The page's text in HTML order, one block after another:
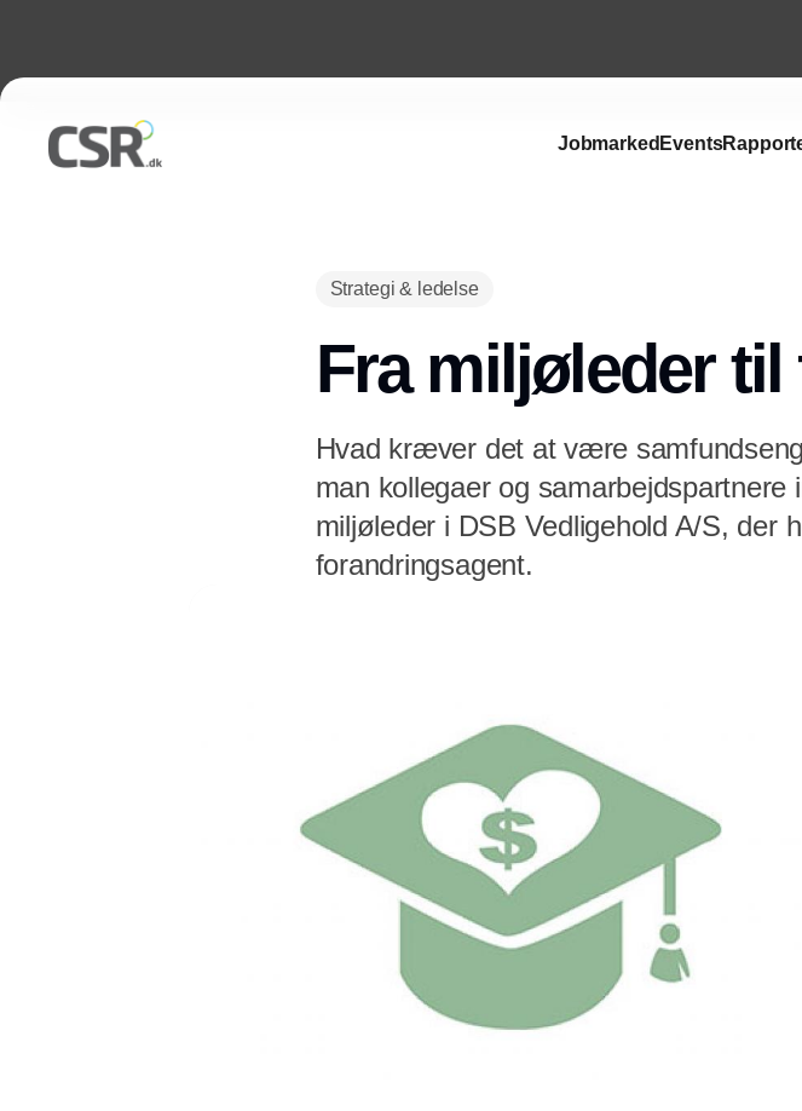
Jobmarked Events
Strategi & ledelse
Fra miljøleder
Hvad kræver det at være
man kollegaer og
miljøleder i DSB Vedligehold A/S, der
forandringsagent.